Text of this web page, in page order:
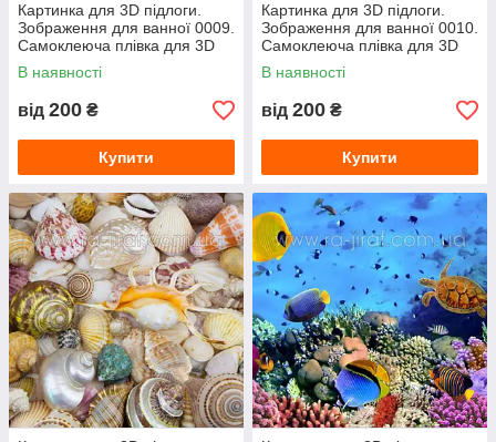
Картинка для 3D підлоги.
Зображення для ванної 0009.
Самоклеюча плівка для 3D
наливної підлоги з фото
В наявності
від 200 ₴
Купити
Картинка для 3D підлоги.
Зображення для ванної 0010.
Самоклеюча плівка для 3D
наливної підлоги з фото
В наявності
від 200 ₴
Купити